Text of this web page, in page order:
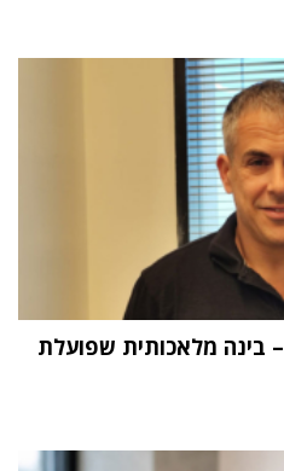
"העתיד הוא Physical AI – בינה מלאכותית שפועלת